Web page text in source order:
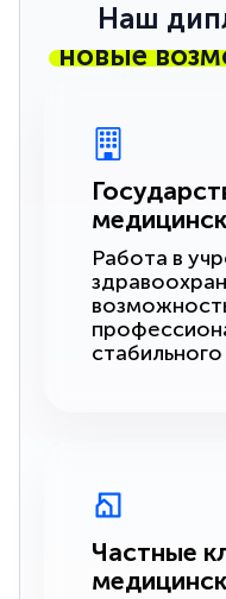
Наш
новые
Работа в
Частные